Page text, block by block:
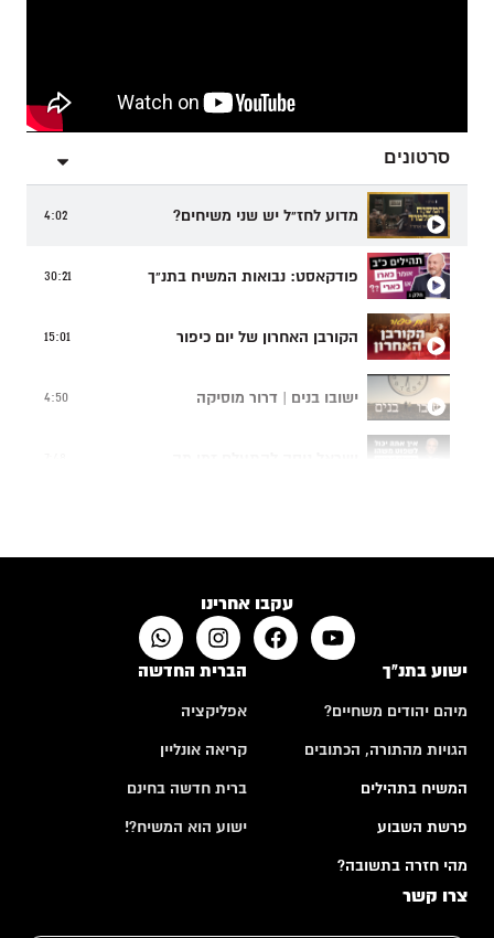
סרטונים
מדוע לחז"ל יש שני משיחים? 4:02
פודקאסט: נבואות המשיח בתנ"ך 30:21
הקורבן האחרון של יום כיפור 15:01
ישובו בנים | דרור מוסיקה 4:50
עקבו אחרינו
ישוע בתנ"ך
מיהם יהודים משחיים?
הגויות מהתורה, הכתובים
המשיח בתהילים
פרשת השבוע
מהי חזרה בתשובה?
הברית החדשה
אפליקציה
קריאה אונליין
ברית חדשה בחינם
ישוע הוא המשיח?!
צרו קשר